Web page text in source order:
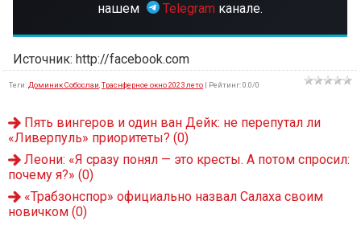
нашем
Telegram канале.
Источник: http://facebook.com
Теги: Доминик Собослаи Траснферное окно 2023 лето | Рейтинг:0.0/0
Пять вингеров и один ван Дейк: не перепутал ли
«Ливерпуль» приоритеты? (0)
Леони: «Я сразу понял — это кресты. А потом спросил:
почему я?» (0)
«Трабзонспор» официально назвал Салаха своим
новичком (0)